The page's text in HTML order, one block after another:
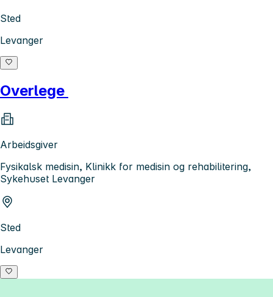
Sted
Levanger
Overlege
Arbeidsgiver
Fysikalsk medisin, Klinikk for medisin og rehabilitering,
Sykehuset Levanger
Sted
Levanger